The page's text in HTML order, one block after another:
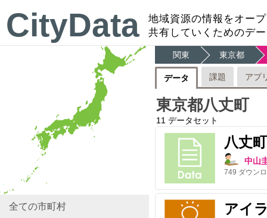
CityData
地域資源の情報をオー
共有していくためのデ
全ての市町村
関東 東京都
データ 課題 アプ
東京都八丈町
11 データセット
八丈
中山
749 ダウン
アイ